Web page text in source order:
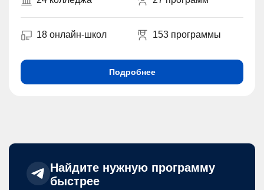
18 онлайн-школ 153 программы
Подробнее
Найдите нужную программу
быстрее